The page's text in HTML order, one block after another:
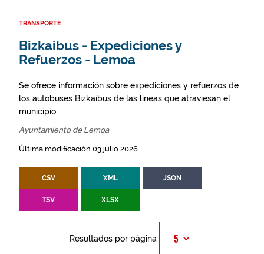
TRANSPORTE
Bizkaibus - Expediciones y
Refuerzos - Lemoa
Se ofrece información sobre expediciones y refuerzos de
los autobuses Bizkaibus de las líneas que atraviesan el
municipio.
Ayuntamiento de Lemoa
Última modificación 03 julio 2026
CSV XML JSON
TSV XLSX
Resultados por página